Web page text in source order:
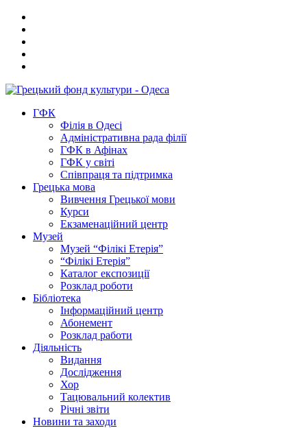
ГФК
Філія в Одесі
Адміністративна рада філії
ГФК в Афінах
ГФК у світі
Співпраця та підтримка
Грецька мова
Вивчення Грецької мови
Курси
Екзаменаційний центр
Музей
Музей “Філікі Етерія”
“Філікі Етерія”
Каталог експозиції
Розклад роботи
Бібліотека
Інформаційний центр
Абонемент
Розклад работи
Діяльність
Видання
Дослідження
Хор
Тацювальний колектив
Річні звіти
Новини та заходи